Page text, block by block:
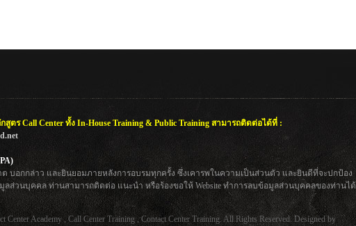
ตร Call Center ทั้ง In-House Training & Public Training สามารถติดต่อได้ที่ :
ต บอกกล่าว และยินยอมภายหลังการอบรมทุกครั้ง ซึ่งเคารพในความเป็นส่วนตัว และยินดีที่จะปกป้อง
ส่วนบุคคล ท่านสามารถติดต่อ แนะนำ หรือร้องขอให้ Website ทำการลบข้อมูลส่วนบุคคลของท่านได้
Academy , Call Center Training , Contact Center Training. All Rights Reserved. Designed by